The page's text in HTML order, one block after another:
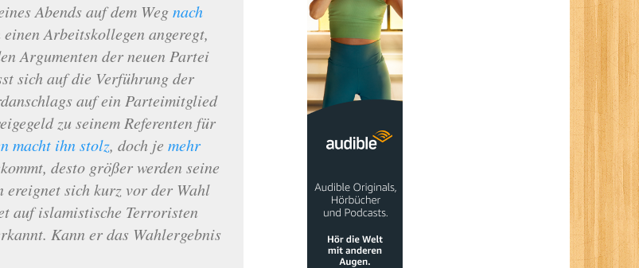
Abends auf dem Wegnach
Arbeitskollegen angeregt,
Argumenten der neuen Partei
sich auf die Verführung der
auf ein Parteimitglied
zu seinem Referenten für
macht ihn stolz, doch je mehr
desto größer werden seine
ereignet sich kurz vor der Wahl
auf islamistische Terroristen
Kann er das Wahlergebnis